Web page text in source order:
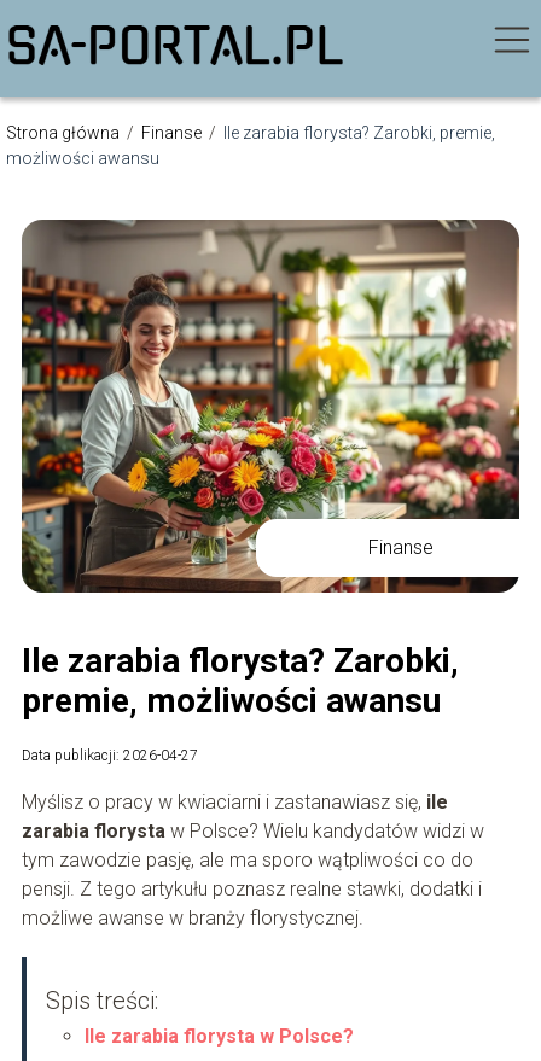
Strona główna / Finanse /
Ile zarabia florysta? Zarobki, premie,
możliwości awansu
Finanse
Ile zarabia florysta? Zarobki,
premie, możliwości awansu
Data publikacji: 2026-04-27
Myślisz o pracy w kwiaciarni i zastanawiasz się, ile
zarabia florystaw Polsce? Wielu kandydatów widzi w
tym zawodzie pasję, ale ma sporo wątpliwości co do
pensji. Z tego artykułu poznasz realne stawki, dodatki i
możliwe awanse w branży florystycznej.
Spis treści:
Ile zarabia florysta w Polsce?